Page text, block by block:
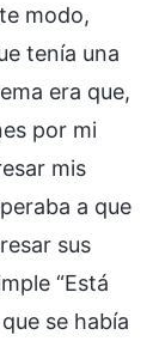
modo,
tenía una
era que,
por mi
mis
a que
sus
“Está
se había